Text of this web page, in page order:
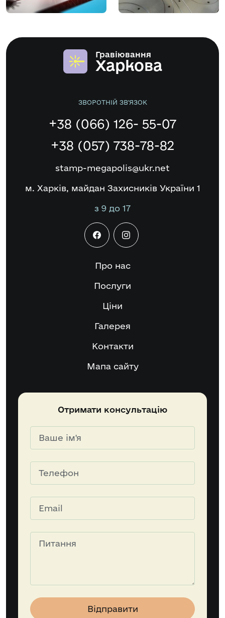
Гравіювання
Харкова
ЗВОРОТНІЙ ЗВ'ЯЗОК
+38 (066) 126- 55-07
+38 (057) 738-78-82
stamp-megapolis@ukr.net
м. Харків, майдан Захисників України 1
з 9 до 17
Про нас
Послуги
Ціни
Галерея
Контакти
Мапа сайту
Отримати консультацію
Відправити